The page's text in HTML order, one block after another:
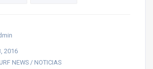
2016
NEWS / NOTICIAS